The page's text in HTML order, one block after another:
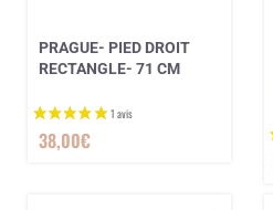
PRAGUE- PIED DROIT
RECTANGLE- 71 CM
38,00€